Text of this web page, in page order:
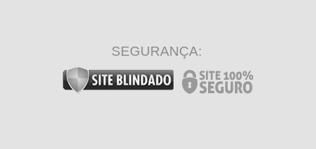
SEGURANÇA: